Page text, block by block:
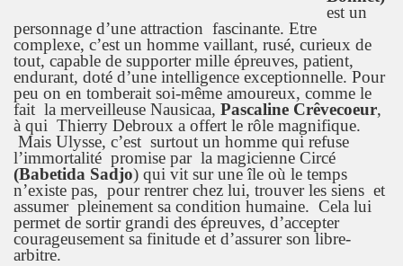
est un
personnage d’une attraction fascinante. Etre
complexe, c’est un homme vaillant, rusé, curieux de
tout, capable de supporter mille épreuves, patient,
endurant, doté d’une intelligence exceptionnelle. Pour
peu on en tomberait soi-même amoureux, comme le
fait la merveilleuse Nausicaa, Pascaline Crêvecoeur,
à qui Thierry Debroux a offert le rôle magnifique.
Mais Ulysse, c’est surtout un homme qui refuse
l’immortalité promise par la magicienne Circé
(Babetida Sadjo) qui vit sur une île où le temps
n’existe pas, pour rentrer chez lui, trouver les siens et
assumer pleinement sa condition humaine. Cela lui
permet de sortir grandi des épreuves, d’accepter
courageusement sa finitude et d’assurer son libre-
arbitre.